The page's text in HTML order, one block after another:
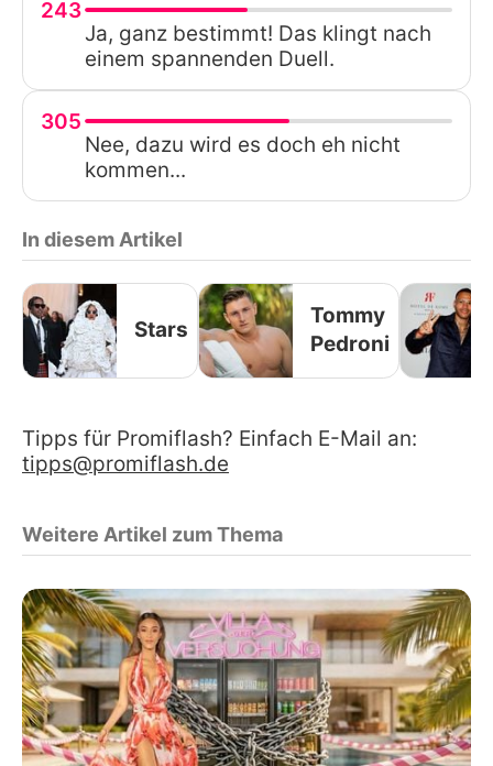
243
Ja, ganz bestimmt! Das klingt nach
einem spannenden Duell.
305
Nee, dazu wird es doch eh nicht
kommen...
In diesem Artikel
Stars
Tommy
Pedroni
Tipps für Promiflash? Einfach E-Mail an:
tipps@promiflash.de
Weitere Artikel zum Thema